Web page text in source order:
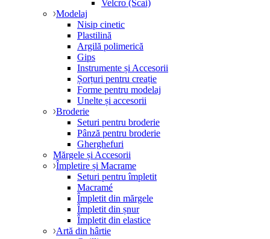
Velcro (Scai)
Modelaj
Nisip cinetic
Plastilină
Argilă polimerică
Gips
Instrumente și Accesorii
Șorțuri pentru creație
Forme pentru modelaj
Unelte și accesorii
Broderie
Seturi pentru broderie
Pânză pentru broderie
Gherghefuri
Mărgele și Accesorii
Împletire și Macrame
Seturi pentru împletit
Macramé
Împletit din mărgele
Împletit din șnur
Împletit din elastice
Artă din hârtie